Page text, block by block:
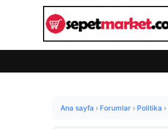
Ana sayfa › Forumlar › Politika ›